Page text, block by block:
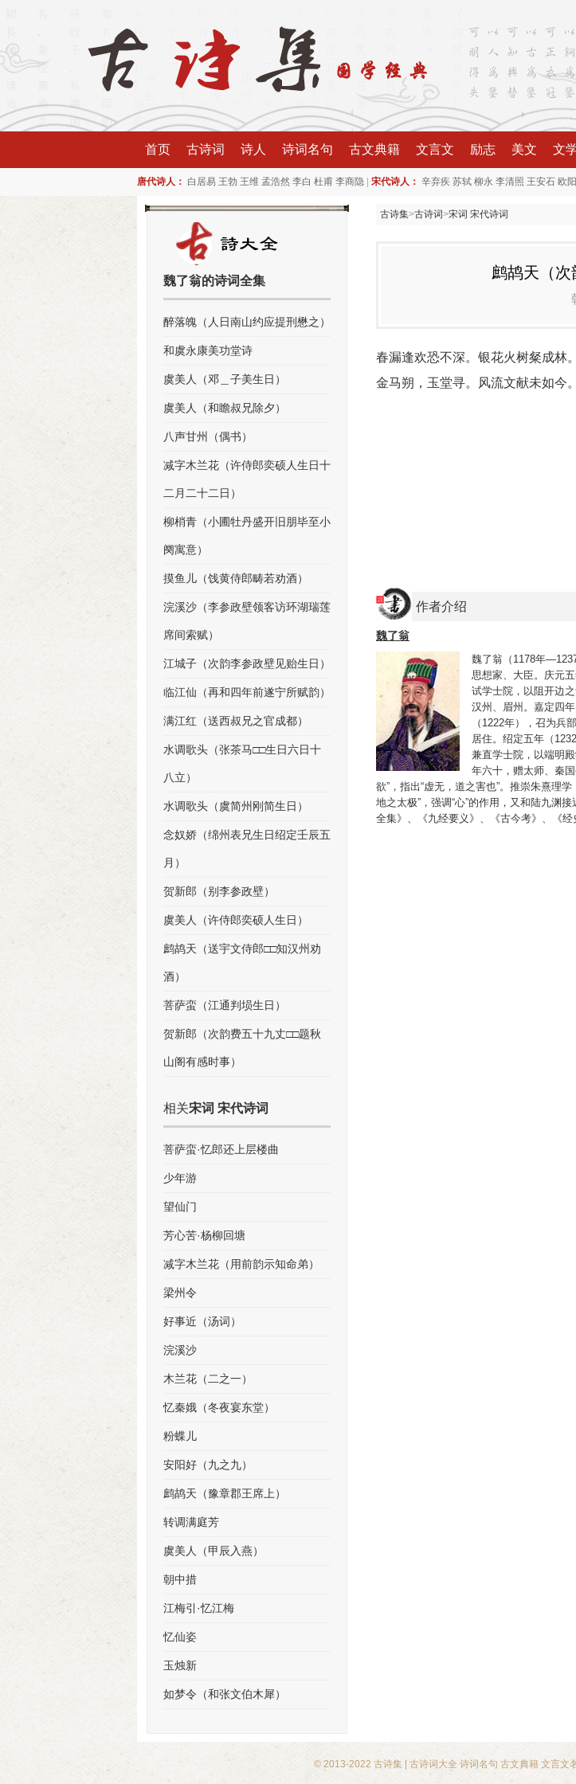
首页 古诗词 诗人 诗词名句 古文典籍 文言文 励志 美文 文
唐代诗人： 白居易 王勃 王维 孟浩然 李白 杜甫 李商隐 宋代诗人： 辛弃疾 苏轼 柳永 李清照 王安石 欧
古诗集>古诗词>宋词 宋代诗词
鹧鸪天（次
春漏逢欢恐不深。银花火树粲成林
金马朔，玉堂寻。风流文献未如今
作者介绍
魏了翁
魏了翁（1178年
思想家、大臣。庆元
试学士院，以阻开边
汉州、眉州。嘉定四
（1222年），召为兵
居住。绍定五年（
兼直学士院，以端明
年六十，赠太师、秦
欲”，指出“虚无，道之害也”。推崇朱熹理
地之太极”，强调“心”的作用，又和陆九渊
全集》、《九经要义》、《古今考》、《
魏了翁的诗词全集
醉落魄（人日南山约应提刑懋之）
和虞永康美功堂诗
虞美人（邓＿子美生日）
虞美人（和瞻叔兄除夕）
八声甘州（偶书）
减字木兰花（许侍郎奕硕人生日十
二月二十二日）
柳梢青（小圃牡丹盛开旧朋毕至小
阕寓意）
摸鱼儿（饯黄侍郎畴若劝酒）
浣溪沙（李参政壁领客访环湖瑞莲
席间索赋）
江城子（次韵李参政壁见贻生日）
临江仙（再和四年前遂宁所赋韵）
满江红（送西叔兄之官成都）
水调歌头（张茶马□□生日六日十
八立）
水调歌头（虞简州刚简生日）
念奴娇（绵州表兄生日绍定壬辰五
月）
贺新郎（别李参政壁）
虞美人（许侍郎奕硕人生日）
鹧鸪天（送宇文侍郎□□知汉州劝
酒）
菩萨蛮（江通判埙生日）
贺新郎（次韵费五十九丈□□题秋
山阁有感时事）
相关宋词 宋代诗词
菩萨蛮·忆郎还上层楼曲
少年游
望仙门
芳心苦·杨柳回塘
减字木兰花（用前韵示知命弟）
梁州令
好事近（汤词）
浣溪沙
木兰花（二之一）
忆秦娥（冬夜宴东堂）
粉蝶儿
安阳好（九之九）
鹧鸪天（豫章郡王席上）
转调满庭芳
虞美人（甲辰入燕）
朝中措
江梅引·忆江梅
忆仙姿
玉烛新
如梦令（和张文伯木犀）
© 2013-2022 古诗集| 古诗词大全 诗词名句 古文典籍 文言文